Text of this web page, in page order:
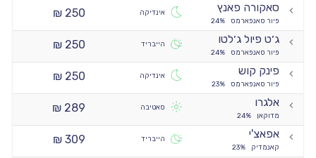
סאקורה פאנץ
פיור סאנפארמס 24%
אינדיקה
250 ₪
ג׳ט פיול ג׳לטו
פיור סאנפארמס 24%
הייבריד
250 ₪
פינק קוש
פיור סאנפארמס 23%
אינדיקה
250 ₪
אלגרו
מדוקאן 24%
סאטיבה
289 ₪
אפאצ'י
קאנמדיק 23%
הייבריד
309 ₪